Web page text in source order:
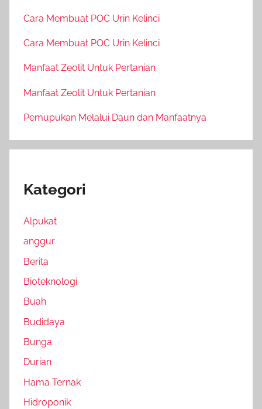
Cara Membuat POC Urin Kelinci
Cara Membuat POC Urin Kelinci
Manfaat Zeolit Untuk Pertanian
Manfaat Zeolit Untuk Pertanian
Pemupukan Melalui Daun dan Manfaatnya
Kategori
Alpukat
anggur
Berita
Bioteknologi
Buah
Budidaya
Bunga
Durian
Hama Ternak
Hidroponik